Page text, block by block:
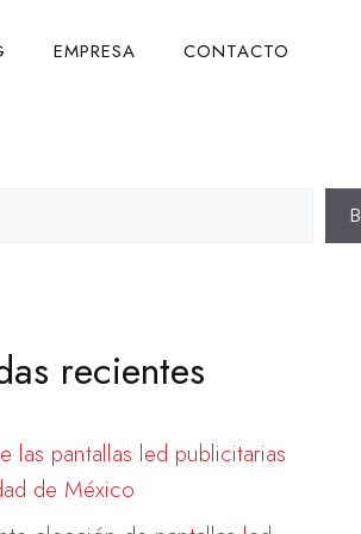
EMPRESA CONTACTO
recientes
las pantallas led publicitarias
de México